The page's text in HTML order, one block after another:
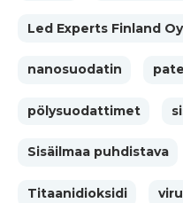
Led Experts Finland Oy
nanosuodatin
pölysuodattimet
Sisäilmaa puhdistava
Titaanidioksidi